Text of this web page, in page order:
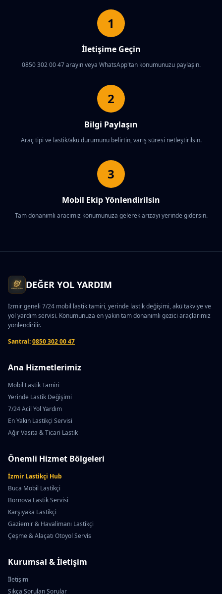
1
İletişime Geçin
0850 302 00 47 arayın veya WhatsApp'tan konumunuzu paylaşın.
2
Bilgi Paylaşın
Araç tipi ve lastik/akü durumunu belirtin, varış süresi netleştirilsin.
3
Mobil Ekip Yönlendirilsin
Tam donanımlı aracımız konumunuza gelerek arızayı yerinde gidersin.
DEĞER YOL YARDIM
İzmir geneli 7/24 mobil lastik tamiri, yerinde lastik değişimi, akü takviye ve
yol yardım servisi. Konumunuza en yakın tam donanımlı gezici araçlarımız
yönlendirilir.
Santral:0850 302 00 47
Ana Hizmetlerimiz
Mobil Lastik Tamiri
Yerinde Lastik Değişimi
7/24 Acil Yol Yardım
En Yakın Lastikçi Servisi
Ağır Vasıta & Ticari Lastik
Önemli Hizmet Bölgeleri
İzmir Lastikçi Hub
Buca Mobil Lastikçi
Bornova Lastik Servisi
Karşıyaka Lastikçi
Gaziemir & Havalimanı Lastikçi
Çeşme & Alaçatı Otoyol Servis
Kurumsal & İletişim
İletişim
Sıkça Sorulan Sorular